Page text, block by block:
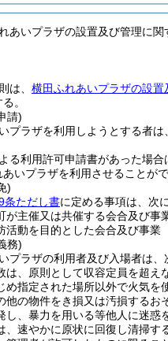
あいプラザの設置及び管理に関
は、 横田ふれあいプラザの設置
。
請)
プラザを利用しようとする者
る利用許可申請書があった場
いプラザを利用させることがで
)
条ただし書に定める事項は、次
が主催又は共催する会合及び事
活動を目的とした会合及び事業
務)
プラザの利用者及び入場者は、
は、原則として収容定員を超え
め指定された場所以外で火気を
他の物件をき損又は汚損するお
し、暴力を用いる等他人に迷惑
、速やかに原状に回復し清掃す